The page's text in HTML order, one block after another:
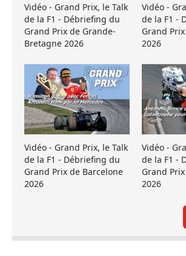
Vidéo - Grand Prix, le Talk
de la F1 - Débriefing du
Grand Prix de Grande-
Bretagne 2026
Vidéo -
de la F1 -
Grand
2026
Vidéo - Grand Prix, le Talk
de la F1 - Débriefing du
Grand Prix de Barcelone
2026
Vidéo -
de la F1 -
Grand
2026